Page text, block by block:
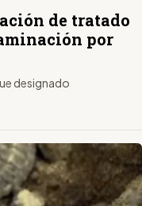
de tratado
por
designado